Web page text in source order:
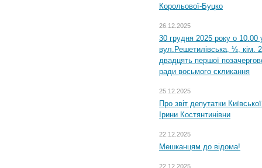
Корольової-Буцко
26.12.2025
30 грудня 2025 року о 10.00
вул.Решетилівська, ½, кім.
двадцять першої
ради восьмого скликання
25.12.2025
Про звіт депутатки
Ірини Костянтинівни
22.12.2025
Мешканцям до відома!
22.12.2025